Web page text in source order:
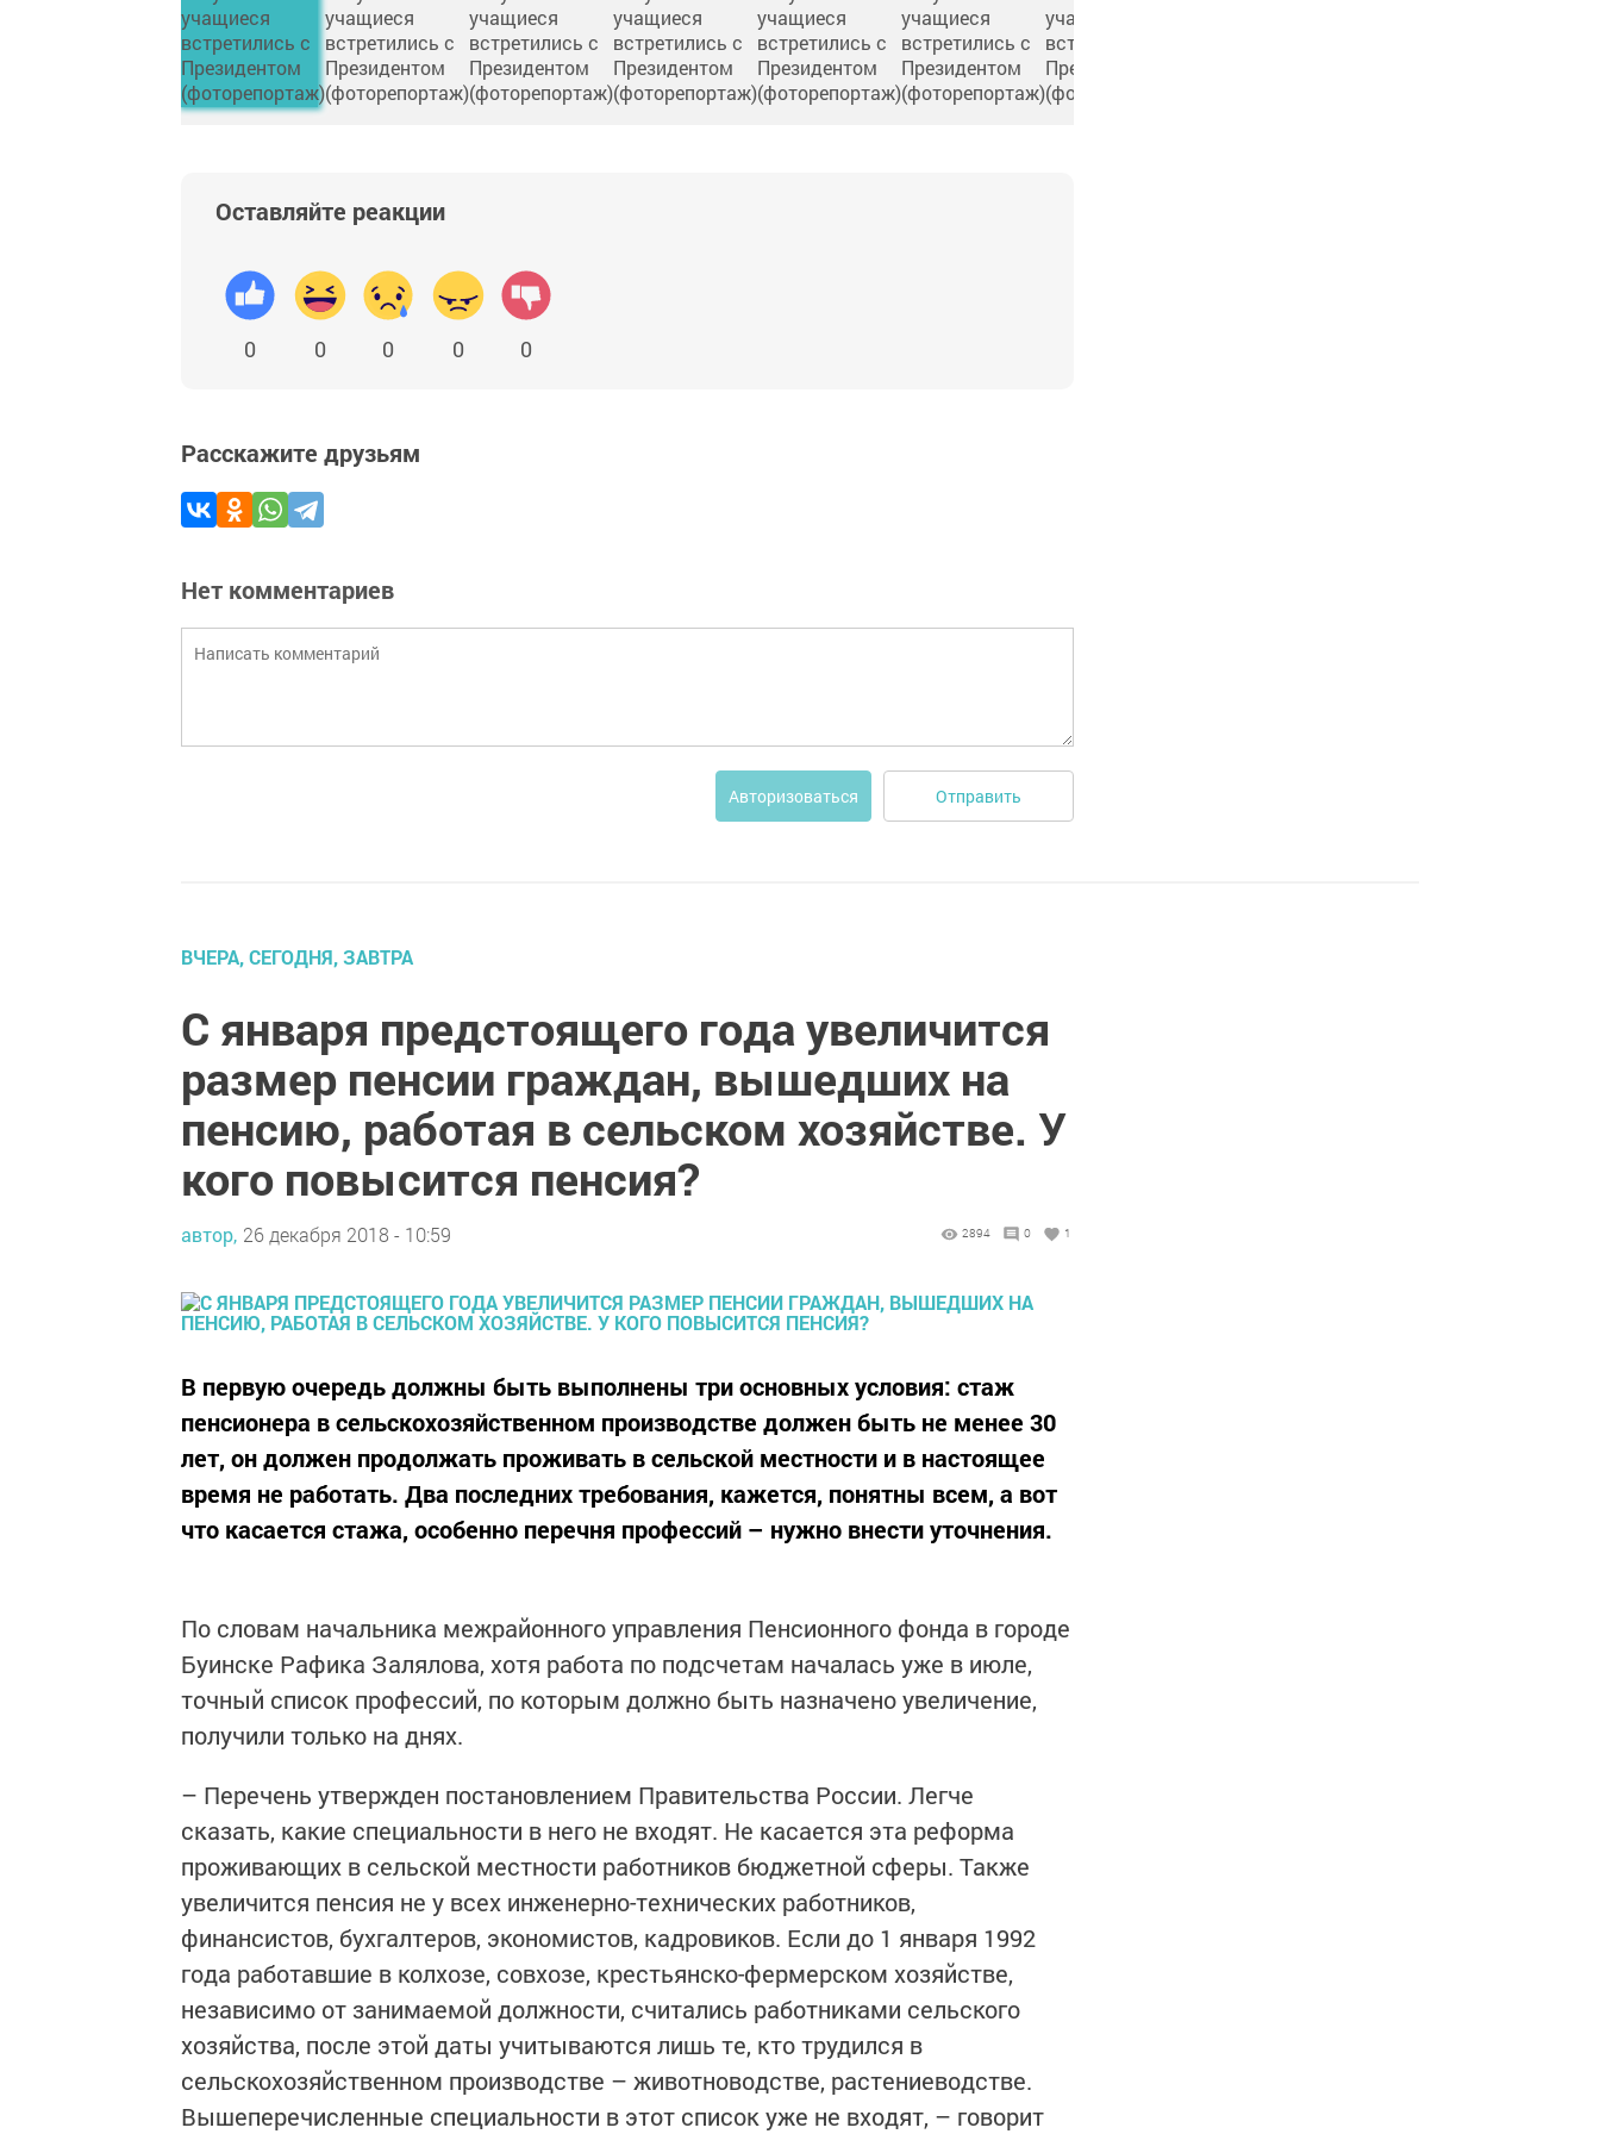
Оставляйте реакции
0 0 0 0 0
Расскажите друзьям
Нет комментариев
Авторизоваться Отправить
ВЧЕРА, СЕГОДНЯ, ЗАВТРА
С января предстоящего года увеличится
размер пенсии граждан, вышедших на
пенсию, работая в сельском хозяйстве. У
кого повысится пенсия?
автор, 26 декабря 2018 - 10:59 2894 0 1
В первую очередь должны быть выполнены три основных условия: стаж
пенсионера в сельскохозяйственном производстве должен быть не менее 30
лет, он должен продолжать проживать в сельской местности и в настоящее
время не работать. Два последних требования, кажется, понятны всем, а вот
что касается стажа, особенно перечня профессий – нужно внести уточнения.
По словам начальника межрайонного управления Пенсионного фонда в городе
Буинске Рафика Залялова, хотя работа по подсчетам началась уже в июле,
точный список профессий, по которым должно быть назначено увеличение,
получили только на днях.
– Перечень утвержден постановлением Правительства России. Легче
сказать, какие специальности в него не входят. Не касается эта реформа
проживающих в сельской местности работников бюджетной сферы. Также
увеличится пенсия не у всех инженерно-технических работников,
финансистов, бухгалтеров, экономистов, кадровиков. Если до 1 января 1992
года работавшие в колхозе, совхозе, крестьянско-фермерском хозяйстве,
независимо от занимаемой должности, считались работниками сельского
хозяйства, после этой даты учитываются лишь те, кто трудился в
сельскохозяйственном производстве – животноводстве, растениеводстве.
Вышеперечисленные специальности в этот список уже не входят, – говорит